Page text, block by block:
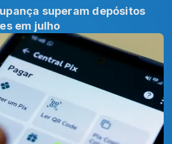
superam depósitos
em julho